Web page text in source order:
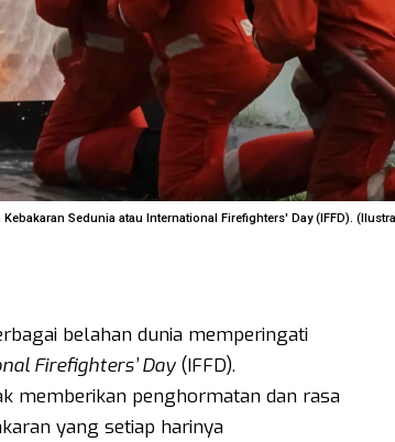
Sedunia atau International Firefighters' Day (IFFD).
belahan dunia memperingati
Firefighters’ Day(IFFD).
memberikan penghormatan dan rasa
yang setiap harinya